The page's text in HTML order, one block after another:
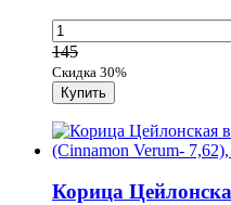
145
Скидка 30%
Корица